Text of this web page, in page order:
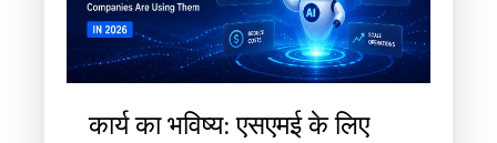
कार्य का भविष्य: एसएमई के लिए